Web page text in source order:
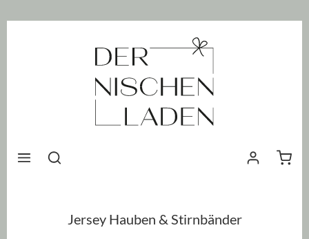
Jersey Hauben & Stirnbänder